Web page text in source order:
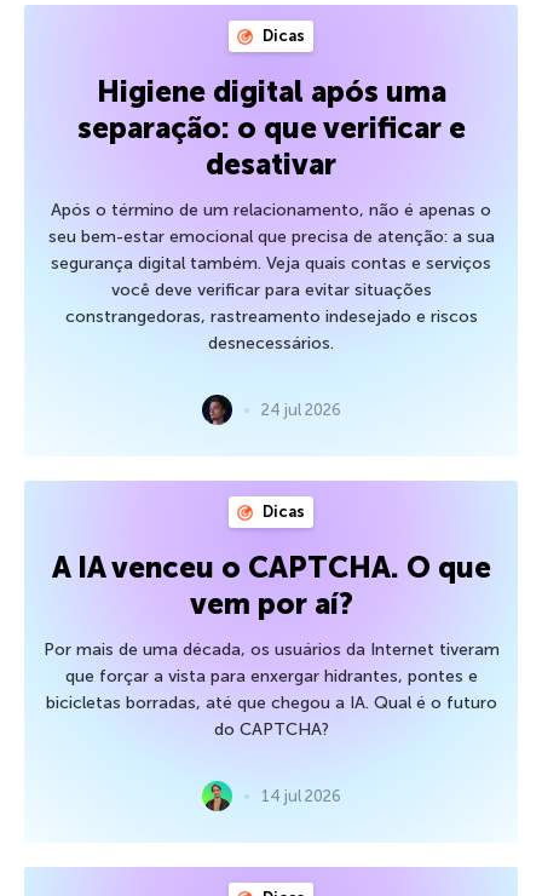
Dicas
Higiene digital após uma
separação: o que verificar e
desativar
Após o término de um relacionamento, não é apenas o
seu bem-estar emocional que precisa de atenção: a sua
segurança digital também. Veja quais contas e serviços
você deve verificar para evitar situações
constrangedoras, rastreamento indesejado e riscos
desnecessários.
24 jul 2026
Dicas
A IA venceu o CAPTCHA. O que
vem por aí?
Por mais de uma década, os usuários da Internet tiveram
que forçar a vista para enxergar hidrantes, pontes e
bicicletas borradas, até que chegou a IA. Qual é o futuro
do CAPTCHA?
14 jul 2026